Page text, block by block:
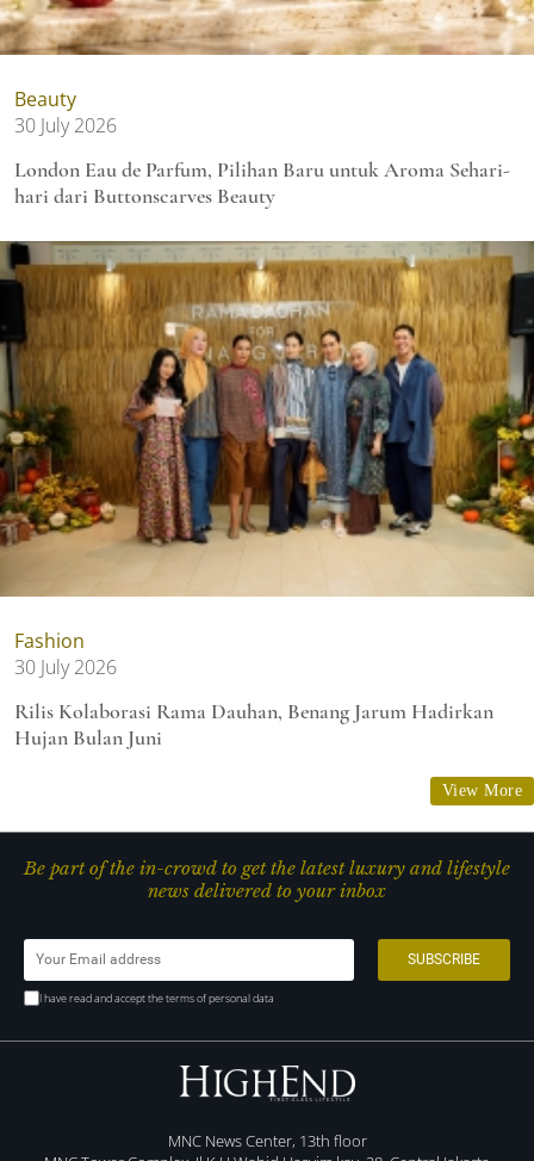
Beauty
30 July 2026
London Eau de Parfum, Pilihan Baru untuk Aroma Sehari-
hari dari Buttonscarves Beauty
Fashion
30 July 2026
Rilis Kolaborasi Rama Dauhan, Benang Jarum Hadirkan
Hujan Bulan Juni
View More
Be part of the in-crowd to get the latest luxury and lifestyle
news delivered to your inbox
I have read and accept the terms of personal data
MNC News Center, 13th floor